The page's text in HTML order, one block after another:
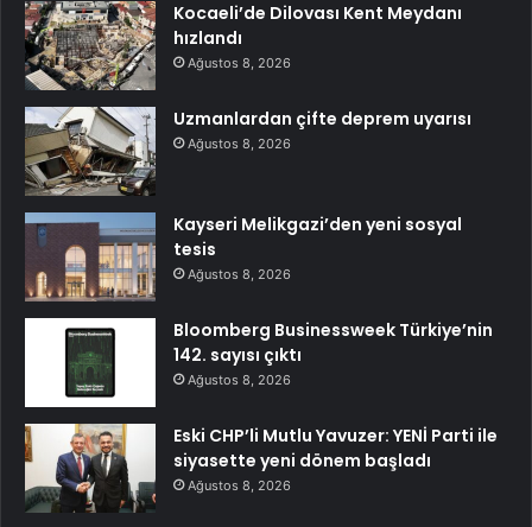
Kocaeli’de Dilovası Kent Meydanı
hızlandı
Ağustos 8, 2026
Uzmanlardan çifte deprem uyarısı
Ağustos 8, 2026
Kayseri Melikgazi’den yeni sosyal
tesis
Ağustos 8, 2026
Bloomberg Businessweek Türkiye’nin
142. sayısı çıktı
Ağustos 8, 2026
Eski CHP’li Mutlu Yavuzer: YENİ Parti ile
siyasette yeni dönem başladı
Ağustos 8, 2026